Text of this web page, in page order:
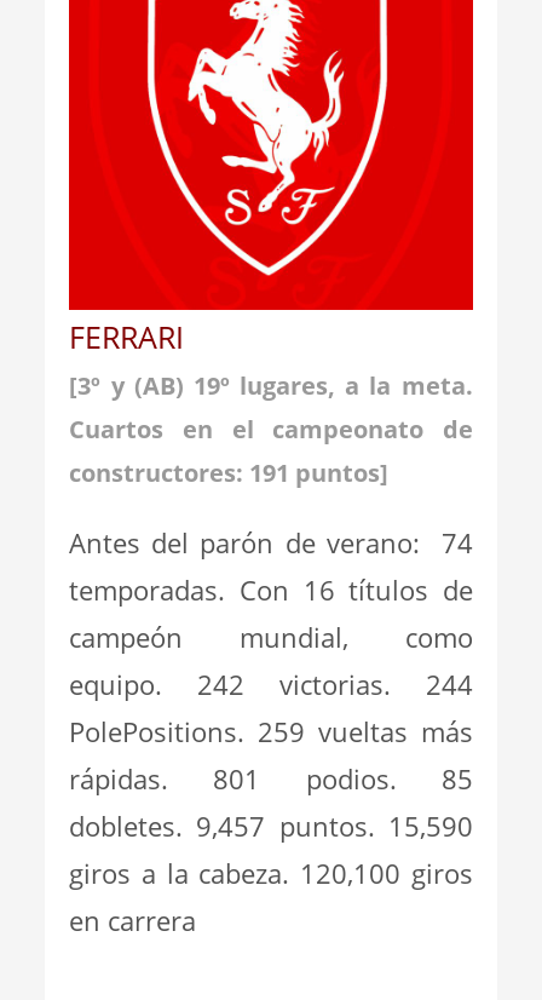
FERRARI
[3º y (AB) 19º lugares, a la meta.
Cuartos en el campeonato de
constructores: 191 puntos]
Antes del parón de verano: 74
temporadas. Con 16 títulos de
campeón mundial, como
equipo. 242 victorias. 244
PolePositions. 259 vueltas más
rápidas. 801 podios. 85
dobletes. 9,457 puntos. 15,590
giros a la cabeza. 120,100 giros
en carrera